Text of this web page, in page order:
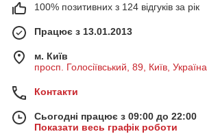
100% позитивних з 124 відгуків за рік
Працює з 13.01.2013
м. Київ
просп. Голосіївський, 89, Київ, Україна
Контакти
Сьогодні працює з 09:00 до 22:00
Показати весь графік роботи